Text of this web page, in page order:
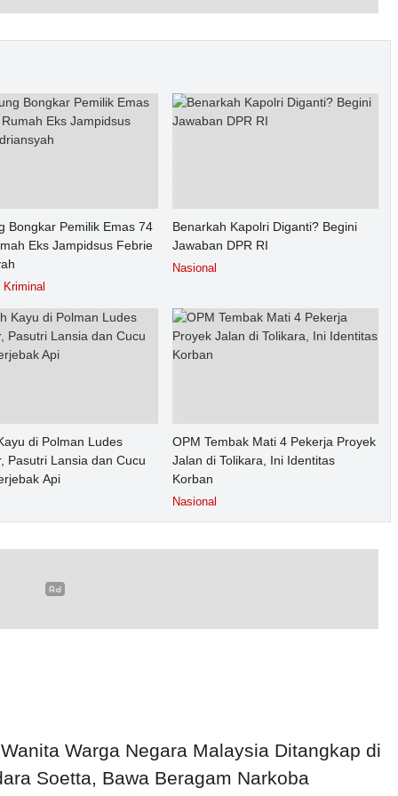
Bongkar Pemilik Emas 74
Eks Jampidsus Febrie
Benarkah Kapolri Diganti? Begini
Jawaban DPR RI
Nasional
di Polman Ludes
Pasutri Lansia dan Cucu
Api
OPM Tembak Mati 4 Pekerja Proyek
Jalan di Tolikara, Ini Identitas
Korban
Nasional
Warga Negara Malaysia Ditangkap di
Soetta, Bawa Beragam Narkoba